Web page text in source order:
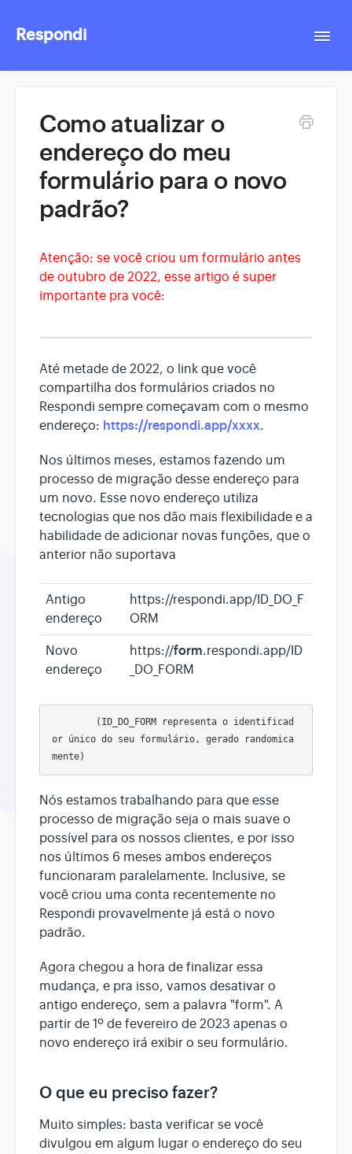
Respondi
Como atualizar o
endereço do meu
formulário para o novo
padrão?
Atenção: se você criou um formulário antes
de outubro de 2022, esse artigo é super
importante pra você:
Até metade de 2022, o link que você
compartilha dos formulários criados no
Respondi sempre começavam com o mesmo
endereço: https://respondi.app/xxxx.
Nos últimos meses, estamos fazendo um
processo de migração desse endereço para
um novo. Esse novo endereço utiliza
tecnologias que nos dão mais flexibilidade e a
habilidade de adicionar novas funções, que o
anterior não suportava
Antigo
endereço
https://respondi.app/ID_DO_F
ORM
Novo
endereço
https://form.respondi.app/ID
_DO_FORM
or único do seu formulário, gerado randomica
Nós estamos trabalhando para que esse
processo de migração seja o mais suave o
possível para os nossos clientes, e por isso
nos últimos 6 meses ambos endereços
funcionaram paralelamente. Inclusive, se
você criou uma conta recentemente no
Respondi provavelmente já está o novo
padrão.
Agora chegou a hora de finalizar essa
mudança, e pra isso, vamos desativar o
antigo endereço, sem a palavra "form". A
partir de 1º de fevereiro de 2023 apenas o
novo endereço irá exibir o seu formulário.
O que eu preciso fazer?
Muito simples: basta verificar se você
divulgou em algum lugar o endereço do seu